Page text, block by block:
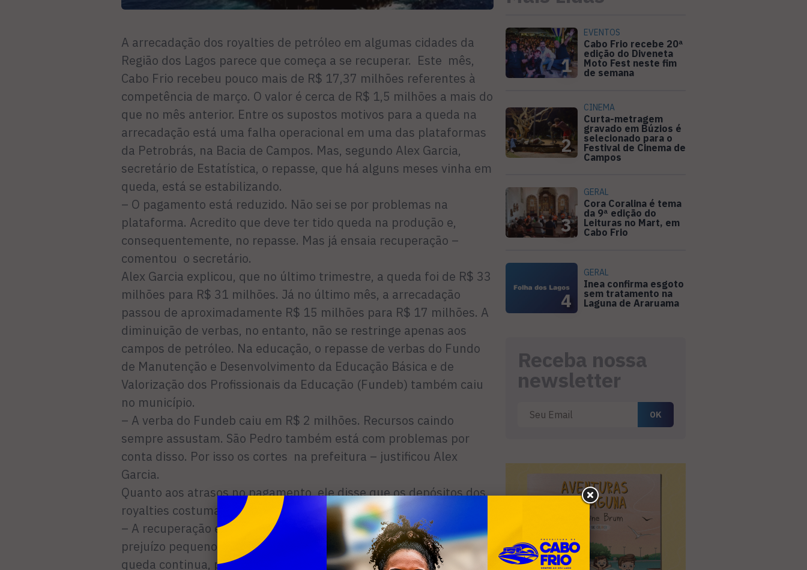
A arrecadação dos royalties de petróleo em algumas cidades da
Região dos Lagos parece que começa a se recuperar. Este mês,
Cabo Frio recebeu pouco mais de R$ 17,37 milhões referentes à
competência de março. O valor é cerca de R$ 1,5 milhões a mais do
que no mês anterior. Entre os supostos motivos para a queda na
arrecadação está uma falha operacional em uma das plataformas
da Petrobrás, na Bacia de Campos. Mas, segundo Alex Garcia,
secretário de Estatística, o repasse, que há alguns meses vinha em
queda, está se estabilizando.
– O pagamento está reduzido. Não sei se por problemas na
plataforma. Acredito que deve ter tido queda na produção e,
consequentemente, no repasse. Mas já ensaia recuperação –
comentou o secretário.
Alex Garcia explicou, que no último trimestre, a queda foi de R$ 33
milhões para R$ 31 milhões. Já no último mês, a arrecadação
passou de aproximadamente R$ 15 milhões para R$ 17 milhões. A
diminuição de verbas, no entanto, não se restringe apenas aos
campos de petróleo. Na educação, o repasse de verbas do Fundo
de Manutenção e Desenvolvimento da Educação Básica e de
Valorização dos Profissionais da Educação (Fundeb) também caiu
no município.
– A verba do Fundeb caiu em R$ 2 milhões. Recursos caindo
sempre assustam. São Pedro também está com problemas por
conta disso. Por isso os cortes na prefeitura – justificou Alex
Garcia.
Quanto aos atrasos no pagamento, ele disse que os depósitos dos
royalties costumam ser feitos entre os dias 20 e 5.
– A recuperação é um bom sinal. Se estabilizar o orçamento, tem
prejuízo pequeno, talvez de R$ 10 a R$ 12 milhões. Mas, se a
queda continua, pode se tornar um rombo sem fim. Temos que
1
EVENTOS
Cabo Frio recebe 20ª
edição do Diveneta
Moto Fest neste fim
de semana
2
CINEMA
Curta-metragem
gravado em Búzios é
selecionado para o
Festival de Cinema de
Campos
3
GERAL
Cora Coralina é tema
da 9ª edição do
Leituras no Mart, em
Cabo Frio
4
GERAL
Inea confirma esgoto
sem tratamento na
Laguna de Araruama
Receba nossa
newsletter